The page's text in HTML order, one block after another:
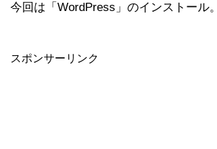
今回は「WordPress」のインストール。
スポンサーリンク